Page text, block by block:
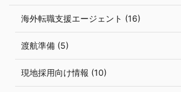
海外転職支援エージェント (16)
渡航準備 (5)
現地採用向け情報 (10)